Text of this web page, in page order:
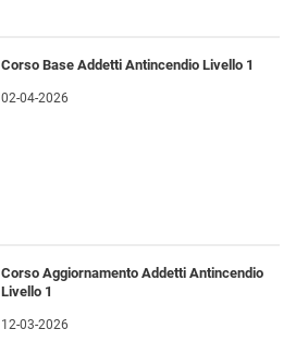
Corso Base Addetti Antincendio Livello 1
02-04-2026
Corso Aggiornamento Addetti Antincendio
Livello 1
12-03-2026